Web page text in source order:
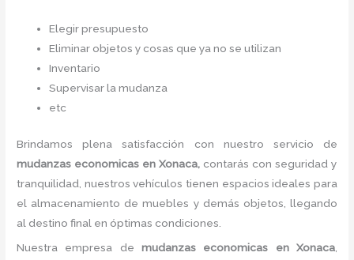
Elegir presupuesto
Eliminar objetos y cosas que ya no se utilizan
Inventario
Supervisar la mudanza
etc
Brindamos plena satisfacción con nuestro servicio de
mudanzas economicas en Xonaca, contarás con seguridad y
tranquilidad, nuestros vehículos tienen espacios ideales para
el almacenamiento de muebles y demás objetos, llegando
al destino final en óptimas condiciones.
Nuestra empresa de mudanzas economicas en Xonaca,